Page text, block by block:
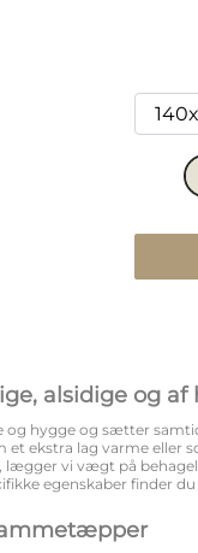
alsidige og af
hygge og sætter
et ekstra lag varme
vi vægt på
egenskaber finder